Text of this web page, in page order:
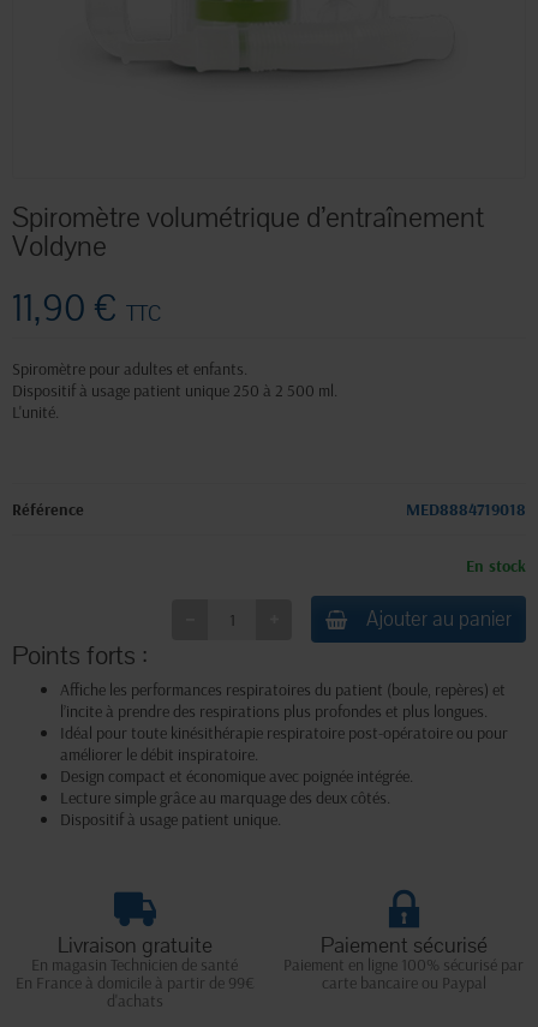
Spiromètre volumétrique d’entraînement
Voldyne
11,90 € TTC
Spiromètre pour adultes et enfants.
Dispositif à usage patient unique 250 à 2 500 ml.
L'unité.
Référence MED8884719018
En stock
Ajouter au panier
Points forts :
Affiche les performances respiratoires du patient (boule, repères) et
l’incite à prendre des respirations plus profondes et plus longues.
Idéal pour toute kinésithérapie respiratoire post-opératoire ou pour
améliorer le débit inspiratoire.
Design compact et économique avec poignée intégrée.
Lecture simple grâce au marquage des deux côtés.
Dispositif à usage patient unique.
Livraison gratuite
En magasin Technicien de santé
En France à domicile à partir de 99€
d'achats
Paiement sécurisé
Paiement en ligne 100% sécurisé par
carte bancaire ou Paypal